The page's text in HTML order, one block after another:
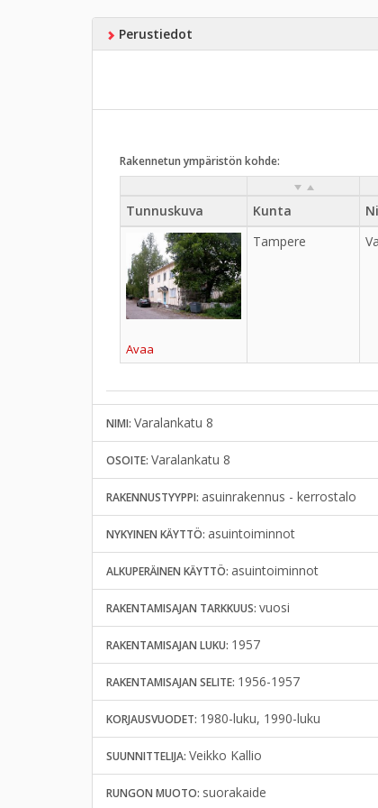
Perustiedot
Rakennetun ympäristön kohde:
Tunnuskuva Kunta
Avaa
Tampere
NIMI: Varalankatu 8
OSOITE: Varalankatu 8
RAKENNUSTYYPPI: asuinrakennus - kerrostalo
NYKYINEN KÄYTTÖ: asuintoiminnot
ALKUPERÄINEN KÄYTTÖ: asuintoiminnot
RAKENTAMISAJAN TARKKUUS: vuosi
RAKENTAMISAJAN LUKU: 1957
RAKENTAMISAJAN SELITE: 1956-1957
KORJAUSVUODET: 1980-luku, 1990-luku
SUUNNITTELIJA: Veikko Kallio
RUNGON MUOTO: suorakaide